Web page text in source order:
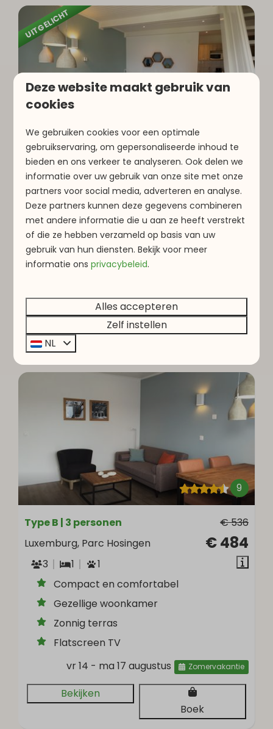
UITGELICHT
€ 565
Type D | 4 personen
Luxemburg, Parc Hosingen
4
2
1
Gezellige woonkamer
Terras
Twee aparte slaapkamers
vr 14 - ma 17 augustus
Zomervakantie
9
€ 536
€ 484
Type B | 3 personen
Luxemburg, Parc Hosingen
3
1
1
Compact en comfortabel
Gezellige woonkamer
Zonnig terras
Flatscreen TV
vr 14 - ma 17 augustus
Zomervakantie
Bekijken
Boek
Deze website maakt gebruik van
cookies
We gebruiken cookies voor een optimale
gebruikservaring, om gepersonaliseerde inhoud te
bieden en ons verkeer te analyseren. Ook delen we
informatie over uw gebruik van onze site met onze
partners voor social media, adverteren en analyse.
Deze partners kunnen deze gegevens combineren
met andere informatie die u aan ze heeft verstrekt
of die ze hebben verzameld op basis van uw
gebruik van hun diensten. Bekijk voor meer
informatieonsprivacybeleid.
Alles accepteren
Zelf instellen
NL